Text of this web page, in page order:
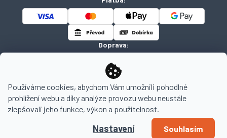
Používáme cookies, abychom Vám umožnili pohodlné
prohlížení webu a díky analýze provozu webu neustále
zlepšovali jeho funkce, výkon a použitelnost.
Nastavení Souhlasím
Doprava:
Vytvořil Shoptet
Copyright 2026AHOMI. Všechna práva vyhrazena.